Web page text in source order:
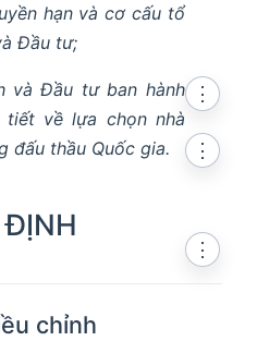
hạn và cơ cấu tổ
Đầu tư;
và Đầu tư ban hành
về lựa chọn nhà
đấu thầu Quốc gia.
⋮
⋮
chỉnh
⋮